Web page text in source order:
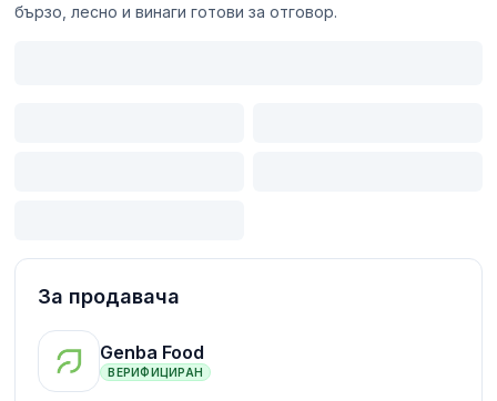
бързо, лесно и винаги готови за отговор.
За продавача
Genba Food
ВЕРИФИЦИРАН